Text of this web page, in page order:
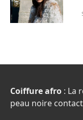
Coiffure afro : La
peau noire